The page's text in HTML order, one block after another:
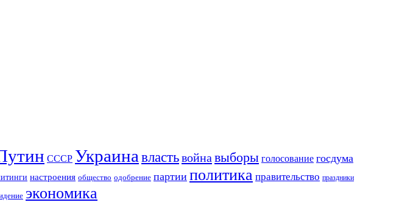
СССР Украина властьвойна выборы голосование госдума
настроения общество одобрение партии политика правительство праздники
экономика